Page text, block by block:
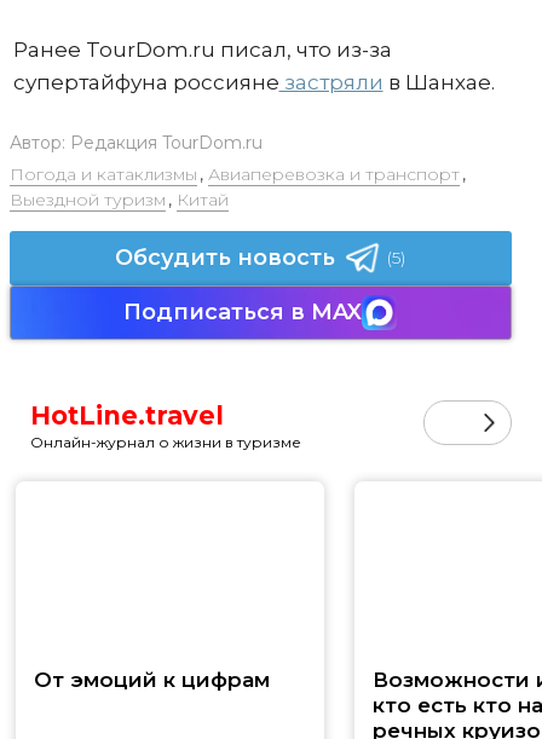
Ранее TourDom.ru писал, что из-за
супертайфуна россияне застряли в Шанхае.
Автор: Редакция TourDom.ru
Погода и катаклизмы , Авиаперевозка и транспорт,
Выездной туризм , Китай
Обсудить новость (5)
Подписаться в MAX
HotLine.travel
Онлайн-журнал о жизни в туризме
От эмоций к цифрам
Возможности
кто есть кто
речных